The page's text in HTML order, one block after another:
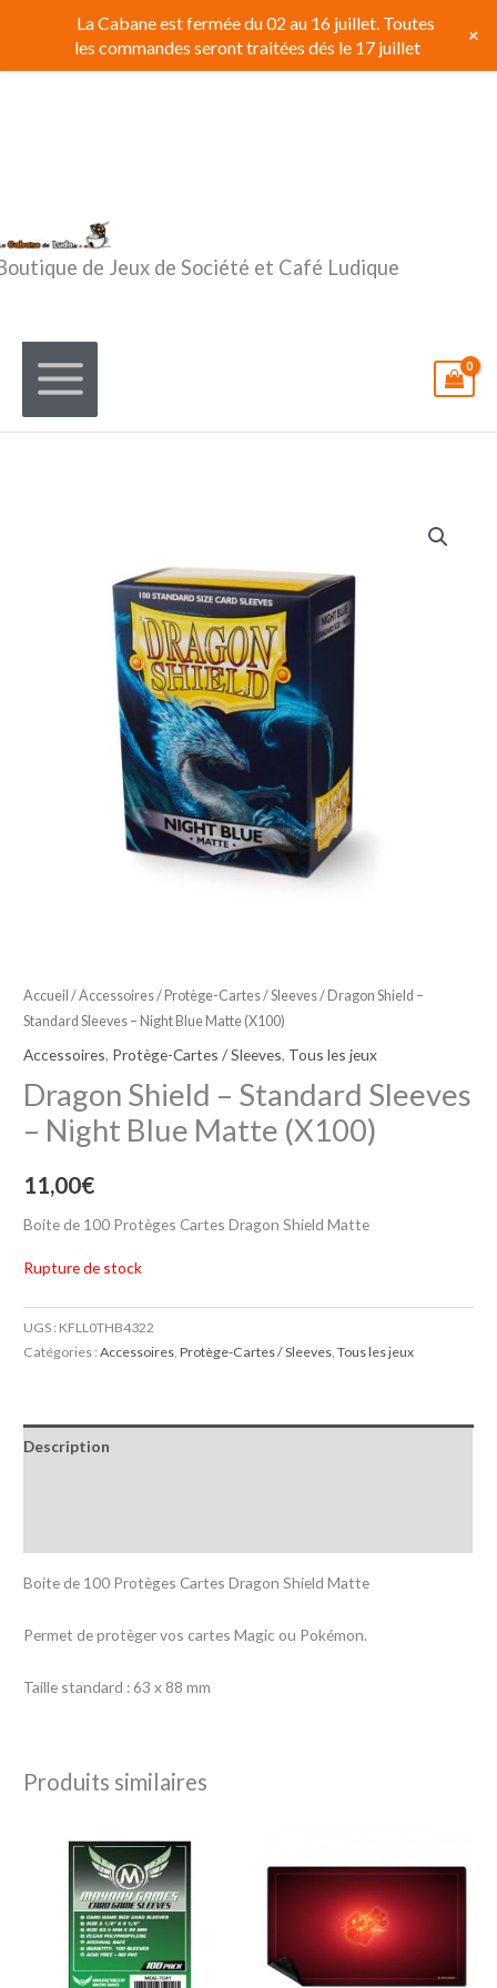
contenu
de Jeux de Société et Café Ludique
Accueil /Accessoires/ Protège-Cartes / Sleeves/ Dragon Shield –
Standard Sleeves – Night Blue Matte (X100)
Accessoires, Protège-Cartes / Sleeves, Tous les jeux
Dragon Shield – Standard Sleeves
– Night Blue Matte (X100)
11,00€
Boite de 100 Protèges Cartes Dragon Shield Matte
Rupture de stock
UGS : KFLL0THB4322
Catégories :Accessoires ,Protège-Cartes / Sleeves ,Tous les jeux
Description
Boite de 100 Protèges Cartes Dragon Shield Matte
Permet de protèger vos cartes Magic ou Pokémon.
Taille standard : 63 x 88 mm
Produits similaires
La Cabane est fermée du 02 au 16 juillet. Toutes
les commandes seront traitées dés le 17 juillet
+